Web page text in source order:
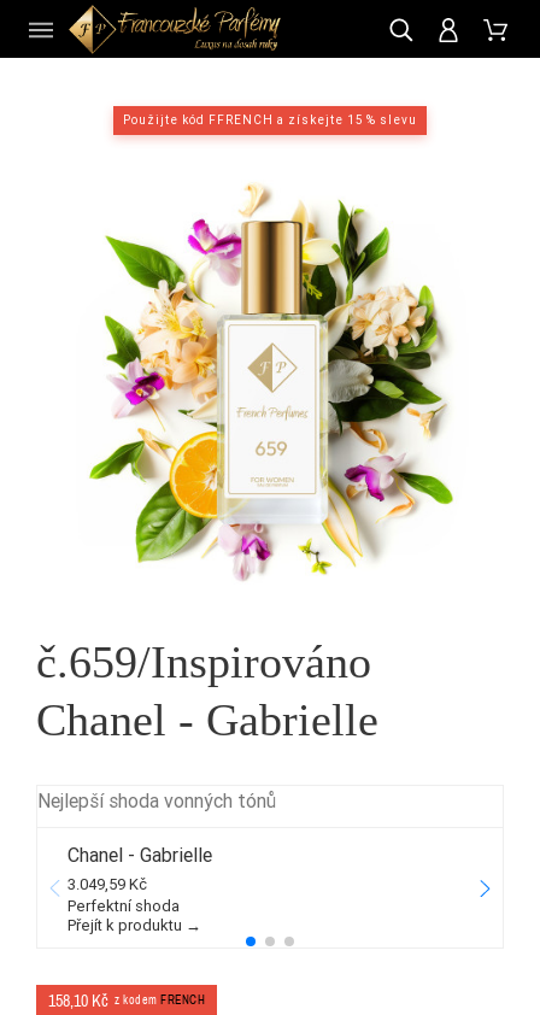
Použijte kód FFRENCH a získejte 15 % slevu
č.659/Inspirováno
Chanel - Gabrielle
Nejlepší shoda vonných tónů
Chanel - Gabrielle
3.049,59 Kč
Perfektní shoda
Přejít k produktu →
158,10 Kč z kodem FRENCH
CZ